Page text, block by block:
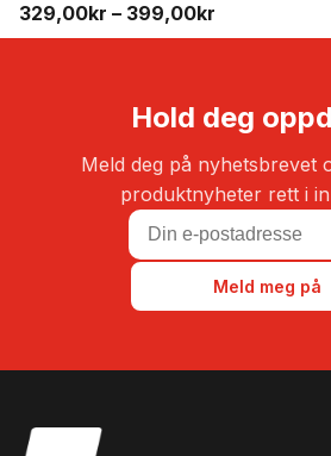
329,00kr – 399,00kr
329,00kr
399,00kr
Hold deg
Meld deg på nyhetsbrevet
produktnyheter rett i
Meld meg på